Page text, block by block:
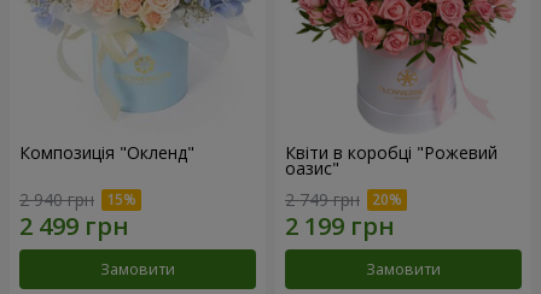
Композиція "Окленд"
2 940 грн
Замовити
Квіти в коробці "Рожевий
оазис"
2 749 грн
Замовити